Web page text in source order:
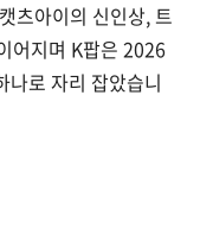
츠아이의 신인상, 트
어지며 K팝은 2026
나로 자리 잡았습니